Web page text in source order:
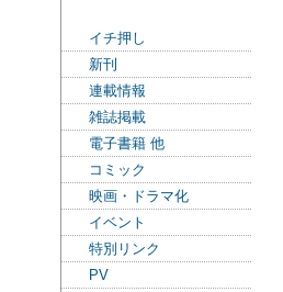
イチ押し
新刊
連載情報
雑誌掲載
電子書籍 他
コミック
映画・ドラマ化
イベント
特別リンク
PV